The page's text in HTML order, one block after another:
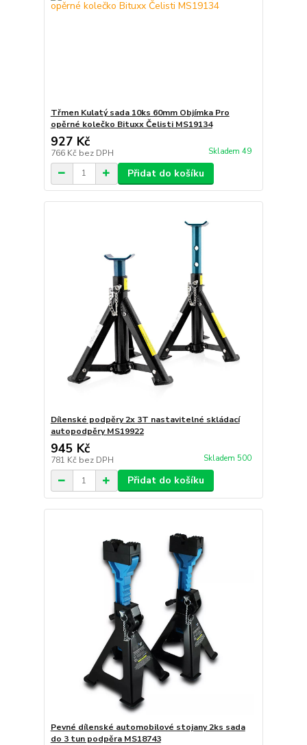
Třmen Kulatý sada 10ks 60mm Objímka Pro
opěrné kolečko Bituxx Čelisti MS19134
927 Kč
766 Kč bez DPH Skladem 49
Přidat do košíku
Dílenské podpěry 2x 3T nastavitelné skládací
autopodpěry MS19922
945 Kč
781 Kč bez DPH Skladem 500
Přidat do košíku
Pevné dílenské automobilové stojany 2ks sada
do 3 tun podpěra MS18743